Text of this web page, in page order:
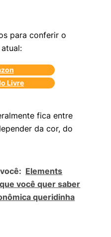
para conferir o
Livre
fica entre
da cor, do
Elements
você quer saber
queridinha